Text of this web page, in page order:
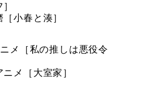
小春と湊］
メ［私の推しは悪役令
メ［大室家］